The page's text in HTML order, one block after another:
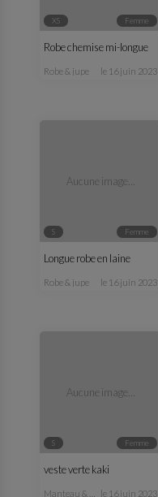
XS femme
Robe chemise mi-longue
robe & jupe le 16 juin 2023
Aucune image...
S femme
Longue robe en laine
robe & jupe le 16 juin 2023
Aucune image...
S femme
veste verte kaki
manteau & veste le 16 juin 2023